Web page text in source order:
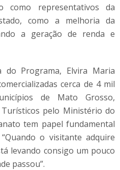
como representativos da
como a melhoria da
a geração de renda e
do Programa, Elvira Maria
cerca de 4 mil
de Mato Grosso,
pelo Ministério do
tem papel fundamental
o visitante adquire
levando consigo um pouco
passou”.